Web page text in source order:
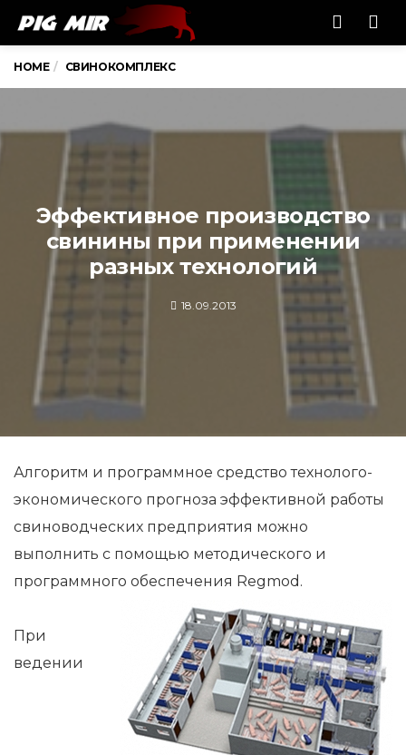
HOME СВИНОКОМПЛЕКС
Эффективное производство
свинины при применении
разных технологий
18.09.2013
Алгоритм и программное средство технолого-
экономического прогноза эффективной работы
свиноводческих предприятия можно
выполнить с помощью методического и
программного обеспечения Regmod.
При
ведении